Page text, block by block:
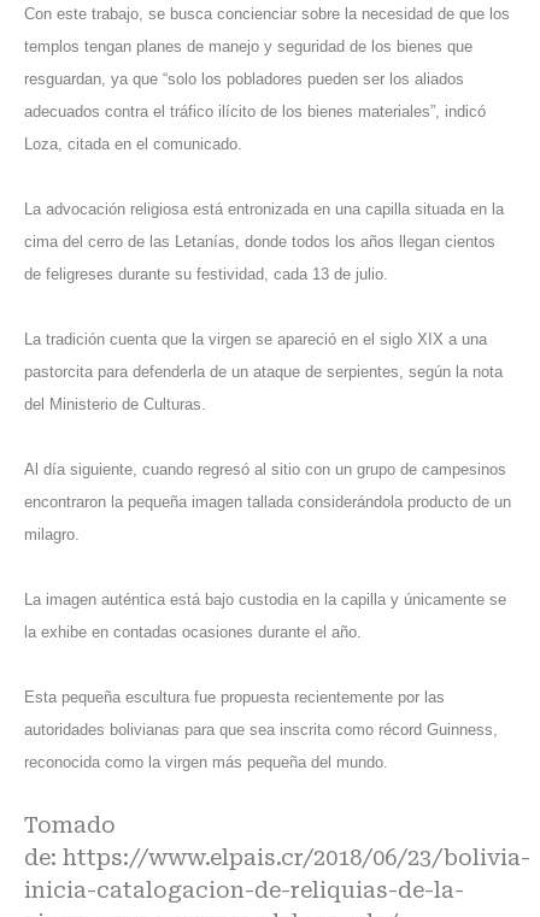
Con este trabajo, se busca concienciar sobre la necesidad de que los
templos tengan planes de manejo y seguridad de los bienes que
resguardan, ya que “solo los pobladores pueden ser los aliados
adecuados contra el tráfico ilícito de los bienes materiales”, indicó
Loza, citada en el comunicado.
La advocación religiosa está entronizada en una capilla situada en la
cima del cerro de las Letanías, donde todos los años llegan cientos
de feligreses durante su festividad, cada 13 de julio.
La tradición cuenta que la virgen se apareció en el siglo XIX a una
pastorcita para defenderla de un ataque de serpientes, según la nota
del Ministerio de Culturas.
Al día siguiente, cuando regresó al sitio con un grupo de campesinos
encontraron la pequeña imagen tallada considerándola producto de un
milagro.
La imagen auténtica está bajo custodia en la capilla y únicamente se
la exhibe en contadas ocasiones durante el año.
Esta pequeña escultura fue propuesta recientemente por las
autoridades bolivianas para que sea inscrita como récord Guinness,
reconocida como la virgen más pequeña del mundo.
Tomado
de: https://www.elpais.cr/2018/06/23/bolivia-
inicia-catalogacion-de-reliquias-de-la-